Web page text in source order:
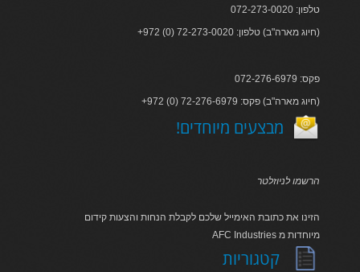
טלפון: 072-273-0020
+972 (0) 72-273-0020 :חיוג מארה"ב) טלפון)
פקס: 072-276-6979
+972 (0) 72-276-6979 :חיוג מארה"ב) פקס)
!מבצעים מיוחדים
הרשמו לניוזלטר
הזינו את כתובת האימייל שלכם לקבלת הנחות והצעות קידום
AFC Industries מיוחדות מ
קטגוריות